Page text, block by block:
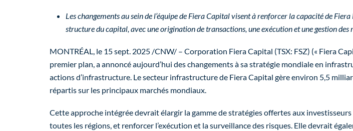
Les changements au sein de l’équipe de Fiera Capital visent à renforcer la capacité de
structure du capital, avec une origination de transactions, une exécution et une gestion
MONTRÉAL, le 15 sept. 2025 /CNW/ – Corporation Fiera Capital (TSX: FSZ) (« Fiera
premier plan, a annoncé aujourd’hui des changements à sa stratégie mondiale en
actions d’infrastructure. Le secteur infrastructure de Fiera Capital gère environ 5,5
répartis sur les principaux marchés mondiaux.
Cette approche intégrée devrait élargir la gamme de stratégies offertes aux
toutes les régions, et renforcer l’exécution et la surveillance des risques. Elle devrait